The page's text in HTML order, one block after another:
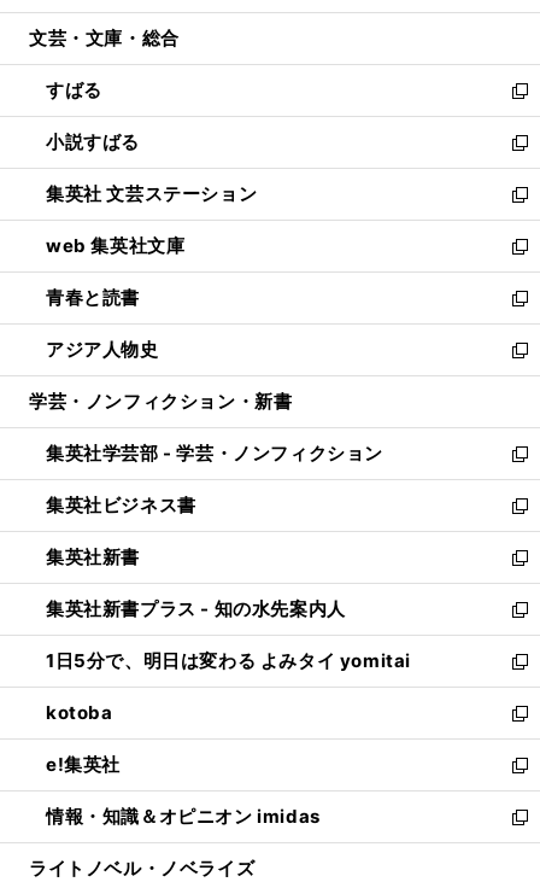
開
ウ
開
く
ン
ウ
で
開
く
ウ
ン
ド
ウ
で
開
く
文芸・文庫・総合
すばる
新
し
い
ウ
ィ
ン
ド
ウ
で
開
く
小説すばる
新
し
い
ウ
ィ
ン
ド
ウ
で
開
集英社 文芸ステーション
新
し
い
ウ
ィ
ン
ド
ウ
開
く
web 集英社文庫
新
し
い
ウ
ィ
ン
ウ
で
開
く
青春と読書
新
し
い
ウ
ン
ド
ウ
で
開
く
アジア人物史
新
し
ウ
ィ
ン
ド
ウ
で
開
く
学芸・ノンフィクション・新書
集英社学芸部 - 学芸・ノンフィクション
新
し
い
ウ
ィ
ン
ド
ウ
で
開
く
集英社ビジネス書
新
し
い
ウ
ィ
ン
ド
ウ
で
開
く
集英社新書
新
し
い
ウ
ィ
ン
ド
ウ
で
開
く
集英社新書プラス - 知の水先案内人
新
し
い
ウ
ィ
ン
ド
ウ
で
開
1日5分で、明日は変わる よみタイ yomitai
新
し
い
ウ
ィ
ン
ド
ウ
kotoba
新
し
い
ウ
ィ
ン
e!集英社
新
し
い
ウ
情報・知識＆オピニオン imidas
新
し
ライトノベル・ノベライズ